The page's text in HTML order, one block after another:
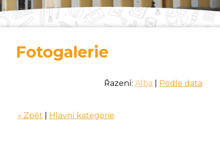
Fotogalerie
Řazení: Alba Podle data
« Zpět Hlavní kategorie